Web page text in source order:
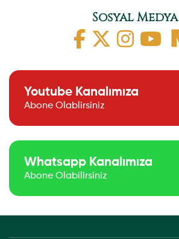
Sosyal Medya
Youtube Kanalımıza
Abone Olablirsiniz
Whatsapp Kanalımıza
Abone Olabilirsiniz